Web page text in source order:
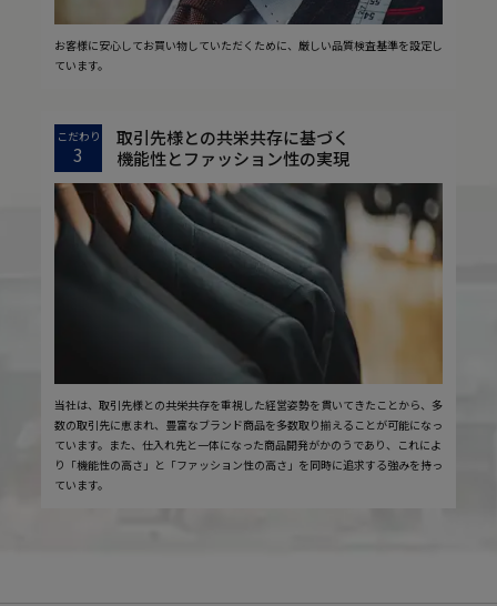
お客様に安心してお買い物していただくために、厳しい品質検査基準を設定し
ています。
こだわり
3
取引先様との共栄共存に基づく
機能性とファッション性の実現
当社は、取引先様との共栄共存を重視した経営姿勢を貫いてきたことから、多
数の取引先に恵まれ、豊富なブランド商品を多数取り揃えることが可能になっ
ています。また、仕入れ先と一体になった商品開発がかのうであり、これによ
り「機能性の高さ」と「ファッション性の高さ」を同時に追求する強みを持っ
ています。